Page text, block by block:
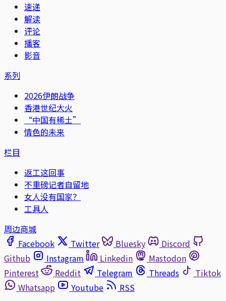
速递
解读
评论
播客
影音
系列
2026伊朗战争
香港世纪大火
“中国有稀土”
情色的未来
栏目
返工这回事
不重磅记者自留地
女人没有国家？
工具人
周边商城
Facebook
Twitter Bluesky
Discord
Github
Instagram Linkedin
Mastodon
Pinterest
Reddit Telegram Threads
Tiktok
Whatsapp
Youtube
RSS